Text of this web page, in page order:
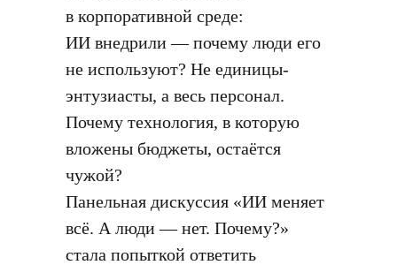
в корпоративной среде:
ИИ внедрили — почему люди его
не используют? Не единицы-
энтузиасты, а весь персонал.
Почему технология, в которую
вложены бюджеты, остаётся
чужой?
Панельная дискуссия «ИИ меняет
всё. А люди — нет. Почему?»
стала попыткой ответить